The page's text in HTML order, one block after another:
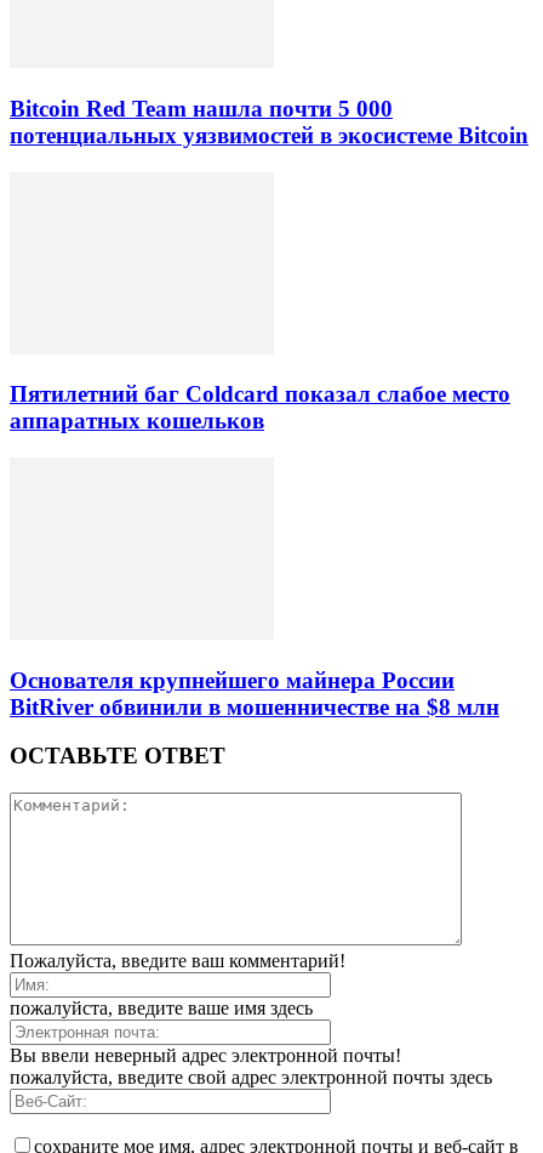
Bitcoin Red Team нашла почти 5 000
потенциальных уязвимостей в экосистеме Bitcoin
Пятилетний баг Coldcard показал слабое место
аппаратных кошельков
Основателя крупнейшего майнера России
BitRiver обвинили в мошенничестве на $8 млн
ОСТАВЬТЕ ОТВЕТ
Пожалуйста, введите ваш комментарий!
пожалуйста, введите ваше имя здесь
Вы ввели неверный адрес электронной почты!
пожалуйста, введите свой адрес электронной почты здесь
сохраните мое имя, адрес электронной почты и веб-сайт в